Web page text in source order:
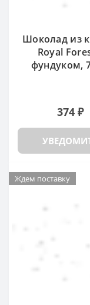
Шоколад из
Royal
фундуком,
374 ₽
Ждем поставку